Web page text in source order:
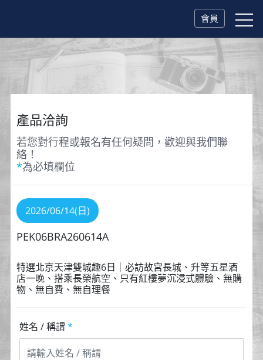
會員
產品洽詢
若您對行程或報名有任何疑問，歡迎與我們聯
絡！
*為必填欄位
2026/06/14(日)
PEK06BRA260614A
特選北京天津雙城趣6日｜必訪故宮長城、升等五星酒
店一晚、搭乘長榮航空、只有紅樓夢沉浸式體驗、無購
物、無自費、無自理餐
姓名 / 稱謂 *